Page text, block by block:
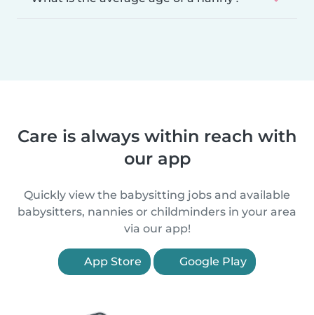
Care is always within reach with
our app
Quickly view the babysitting jobs and available
babysitters, nannies or childminders in your area
via our app!
App Store Google Play